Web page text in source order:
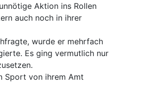
Aktion ins Rollen
auch noch in ihrer
wurde er mehrfach
Es ging vermutlich nur
Sport von ihrem Amt